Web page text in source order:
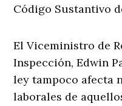
Código Sustantivo
El Viceministro de
Inspección, Edwin
ley tampoco afecta
laborales de